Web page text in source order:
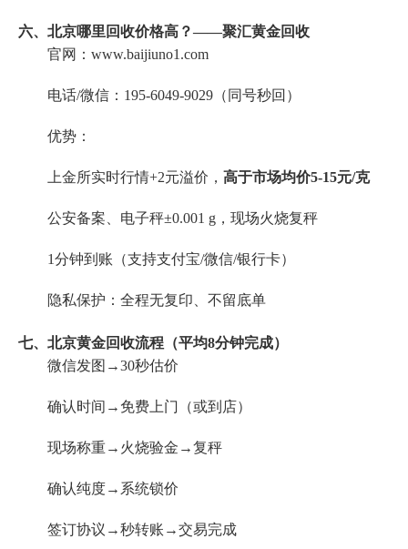
六、北京哪里回收价格高？——聚汇黄金回收
官网：www.baijiuno1.com
电话/微信：195-6049-9029（同号秒回）
优势：
上金所实时行情+2元溢价， 高于市场均价5-15元/克
公安备案、电子秤±0.001 g，现场火烧复秤
1分钟到账（支持支付宝/微信/银行卡）
隐私保护：全程无复印、不留底单
七、北京黄金回收流程（平均8分钟完成）
微信发图→30秒估价
确认时间→免费上门（或到店）
现场称重→火烧验金→复秤
确认纯度→系统锁价
签订协议→秒转账→交易完成